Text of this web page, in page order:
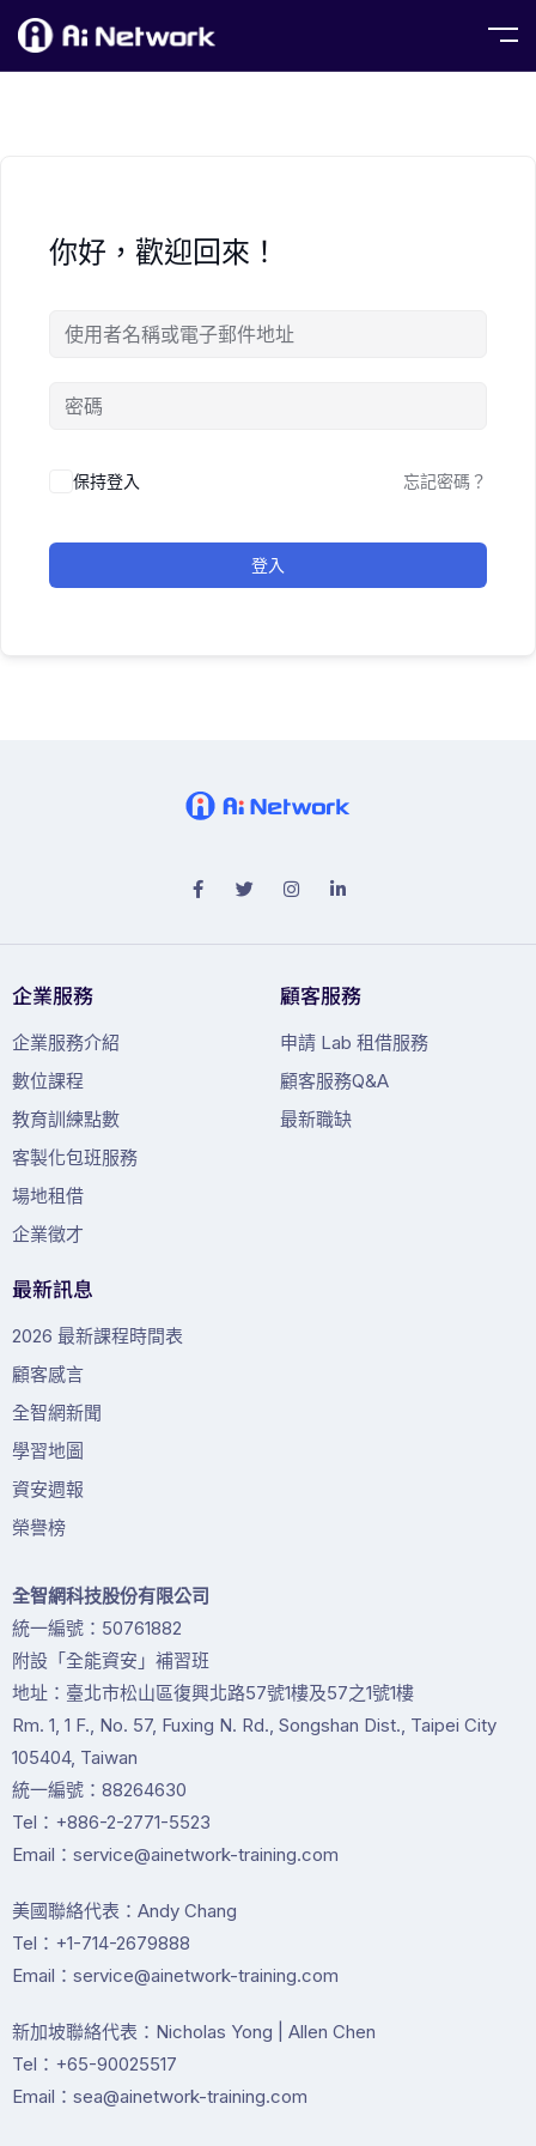
你好，歡迎回來！
保持登入 忘記密碼？
登入
企業服務
企業服務介紹
數位課程
教育訓練點數
客製化包班服務
場地租借
企業徵才
顧客服務
申請 Lab 租借服務
顧客服務Q&A
最新職缺
最新訊息
2026 最新課程時間表
顧客感言
全智網新聞
學習地圖
資安週報
榮譽榜
全智網科技股份有限公司
統一編號：50761882
附設「全能資安」補習班
地址：臺北市松山區復興北路57號1樓及57之1號1樓
Rm. 1, 1 F., No. 57, Fuxing N. Rd., Songshan Dist., Taipei City
105404, Taiwan
統一編號：88264630
Tel：+886-2-2771-5523
Email：service@ainetwork-training.com
美國聯絡代表：Andy Chang
Tel：+1-714-2679888
Email：service@ainetwork-training.com
新加坡聯絡代表：Nicholas Yong | Allen Chen
Tel：+65-90025517
Email：sea@ainetwork-training.com